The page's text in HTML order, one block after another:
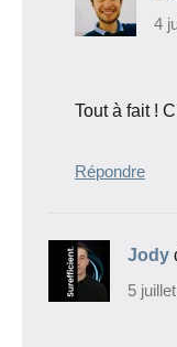
4
Tout à fait !
Répondre
Jody
5